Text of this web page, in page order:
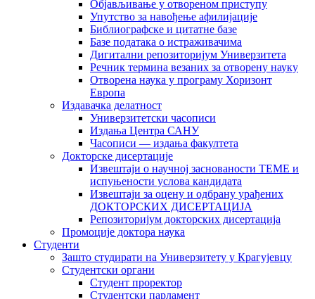
Објављивање у отвореном приступу
Упутство за навођење афилијације
Библиографске и цитатне базе
Базе података о истраживачима
Дигитални репозиторијум Универзитета
Рeчник термина везаних за отворену науку
Отворена наука у програму Хоризонт
Европа
Издавачка делатност
Универзитетски часописи
Издања Центра САНУ
Часописи — издања факултета
Докторске дисертације
Извештаји о научној заснованости ТЕМЕ и
испуњености услова кандидата
Извештаји за оцену и одбрану урађених
ДОКТОРСКИХ ДИСЕРТАЦИЈА
Репозиторијум докторских дисертација
Промоције доктора наука
Студенти
Зашто студирати на Универзитету у Крагујевцу
Студентски органи
Студент проректор
Студентски парламент